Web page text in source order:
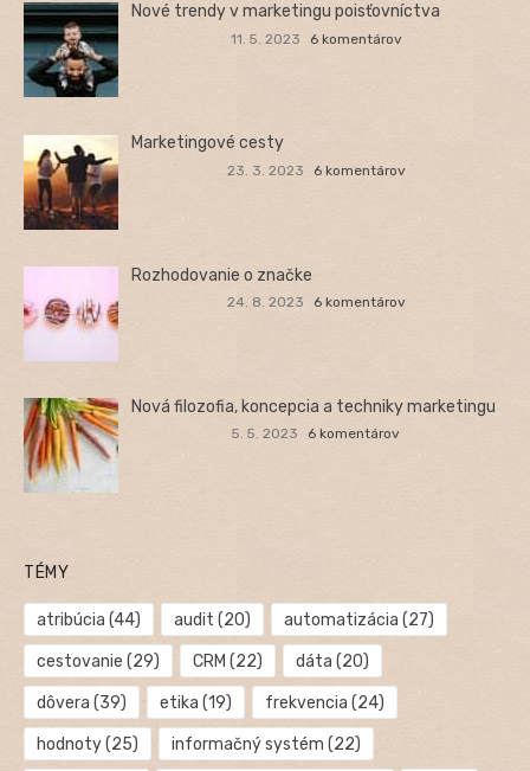
Nové trendy v marketingu poisťovníctva
11. 5. 2023 6 komentárov
Marketingové cesty
23. 3. 2023 6 komentárov
Rozhodovanie o značke
24. 8. 2023 6 komentárov
Nová filozofia, koncepcia a techniky marketingu
5. 5. 2023 6 komentárov
TÉMY
atribúcia (44) audit (20) automatizácia (27)
cestovanie (29) CRM (22) dáta (20)
dôvera (39) etika (19) frekvencia (24)
hodnoty(25) informačný systém (22)